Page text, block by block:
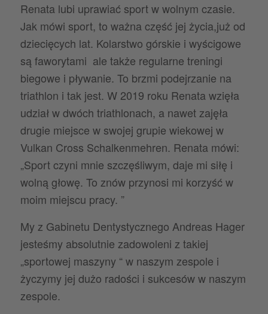
Renata lubi uprawiać sport w wolnym czasie.
Jak mówi sport, to ważna część jej życia,już od
dziecięcych lat. Kolarstwo górskie i wyścigowe
są faworytami ale także regularne treningi
biegowe i pływanie. To brzmi podejrzanie na
triathlon i tak jest. W 2019 roku Renata wzięła
udział w dwóch triathlonach, a nawet zajęła
drugie miejsce w swojej grupie wiekowej w
Vulkan Cross Schalkenmehren. Renata mówi:
„Sport czyni mnie szczęśliwym, daje mi siłę i
wolną głowę. To znów przynosi mi korzyść w
moim miejscu pracy. ”
My z Gabinetu Dentystycznego Andreas Hager
jesteśmy absolutnie zadowoleni z takiej
„sportowej maszyny “ w naszym zespole i
życzymy jej dużo radości i sukcesów w naszym
zespole.